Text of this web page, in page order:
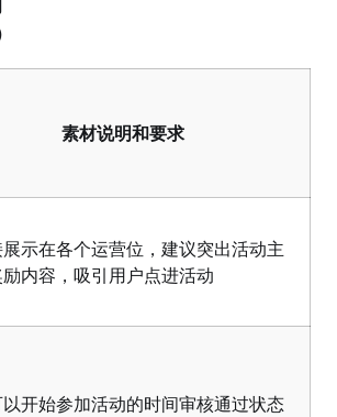
素材说明和要求
示在各个运营位，建议突出活动主
内容，吸引用户点进活动
开始参加活动的时间审核通过状态